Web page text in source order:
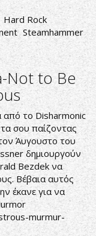
Hard Rock
Steamhammer
Not to Be
από το Disharmonic
σου παίζοντας
Άυγουστο του
δημιουργούν
Bezdek να
Βέβαια αυτός
έκανε για να
murmur-